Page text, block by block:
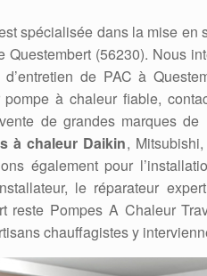
spécialisée dans la mise
Questembert (56230). Nous
d’entretien de PAC à
à chaleur fiable,
de grandes marques de
à chaleur Daikin,
également pour
le réparateur
reste Pompes A Chaleur
chauffagistes y